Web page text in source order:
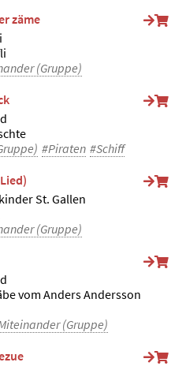
zäme
(Gruppe)
#Piraten #Schiff
St. Gallen
(Gruppe)
vom Anders Andersson
(Gruppe)